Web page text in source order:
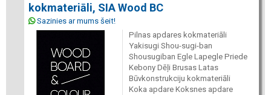
kokmateriāli, SIA Wood BC
Sazinies ar mums šeit!
Pilnas apdares kokmateriāli
Yakisugi Shou-sugi-ban
Shousugiban Egle Lapegle Priede
Kebony Dēļi Brusas Latas
Būvkonstrukciju kokmateriāli
Koka apdare Koksnes apdare